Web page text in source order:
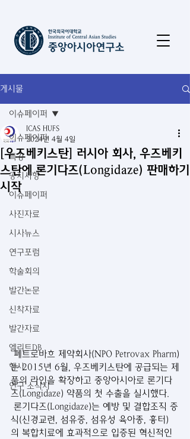
게시물
이슈페이퍼
특강
공지사항
이슈페이퍼
사진자료
시사뉴스
연구포럼
학술회의
발간논문
신착자료
발간자료
엘리트DB
행사
연구 소식지
이슈페이퍼
[우즈베키스탄] 러시아 회사, 우즈베키
스탄에 론기다즈(Longidaze) 판매하기
시작
ICAS HUFS
2024년 4월 4일
폐트로바흐 제약회사(NPO Petrovax Pharm)
는 2015년 6월, 우즈베키스탄에 공급되는 제
품의 라인을 확장하고 중앙아시아로 론기다
즈(Longidaze) 약품의 첫 수출을 실시했다.
론기다즈(Longidaze)는 예방 및 결합조직 증
식(신경교련, 섬유증, 섬유성 육아종, 흉터)
의 복합치료에 효과적으로 입증된 혁신적인